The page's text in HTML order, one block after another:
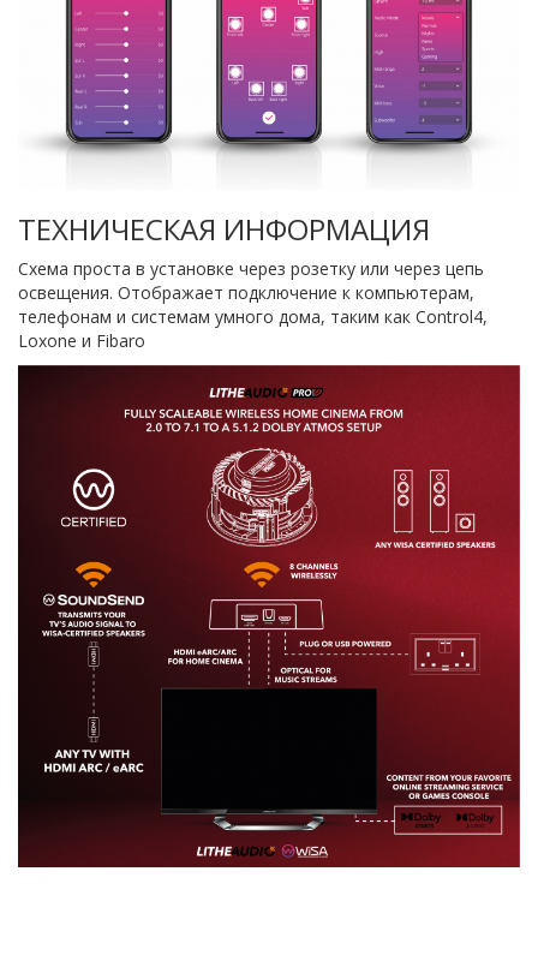
ТЕХНИЧЕСКАЯ ИНФОРМАЦИЯ
Схема проста в установке через розетку или через цепь
освещения. Отображает подключение к компьютерам,
телефонам и системам умного дома, таким как Control4,
Loxone и Fibaro